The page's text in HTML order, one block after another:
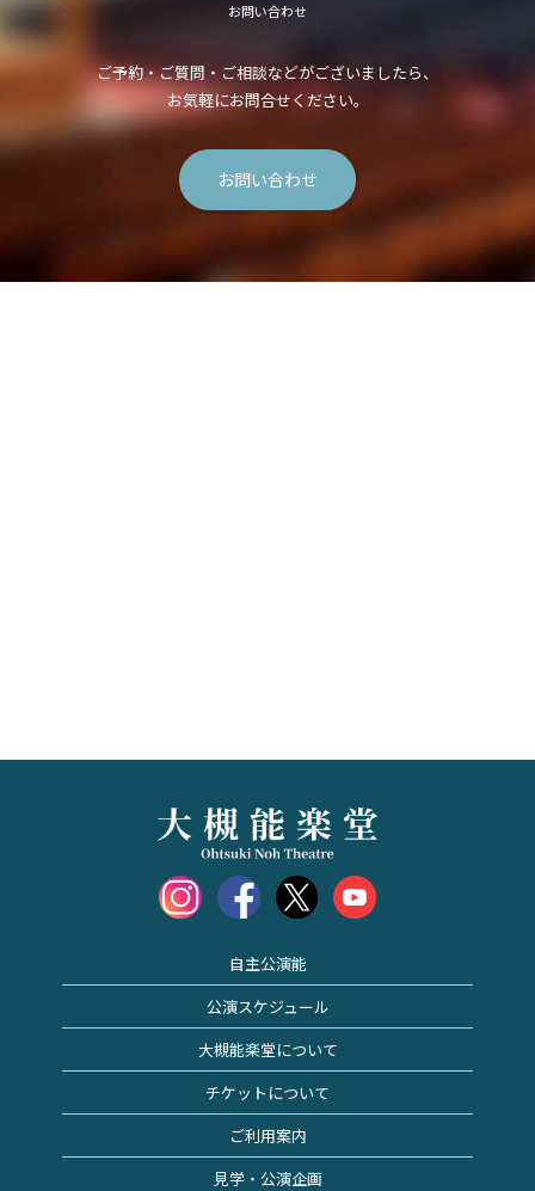
お問い合わせ
ご予約・ご質問・ご相談などがございましたら、
お気軽にお問合せください。
お問い合わせ
自主公演能
公演スケジュール
大槻能楽堂について
チケットについて
ご利用案内
見学・公演企画